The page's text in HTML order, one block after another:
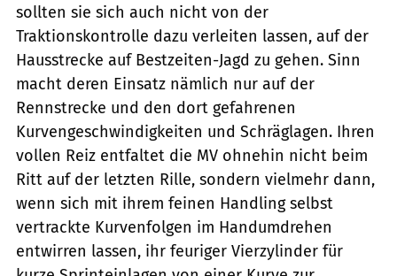
sollten sie sich auch nicht von der
Traktionskontrolle dazu verleiten lassen, auf der
Hausstrecke auf Bestzeiten-Jagd zu gehen. Sinn
macht deren Einsatz nämlich nur auf der
Rennstrecke und den dort gefahrenen
Kurvengeschwindigkeiten und Schräglagen. Ihren
vollen Reiz entfaltet die MV ohnehin nicht beim
Ritt auf der letzten Rille, sondern vielmehr dann,
wenn sich mit ihrem feinen Handling selbst
vertrackte Kurvenfolgen im Handumdrehen
entwirren lassen, ihr feuriger Vierzylinder für